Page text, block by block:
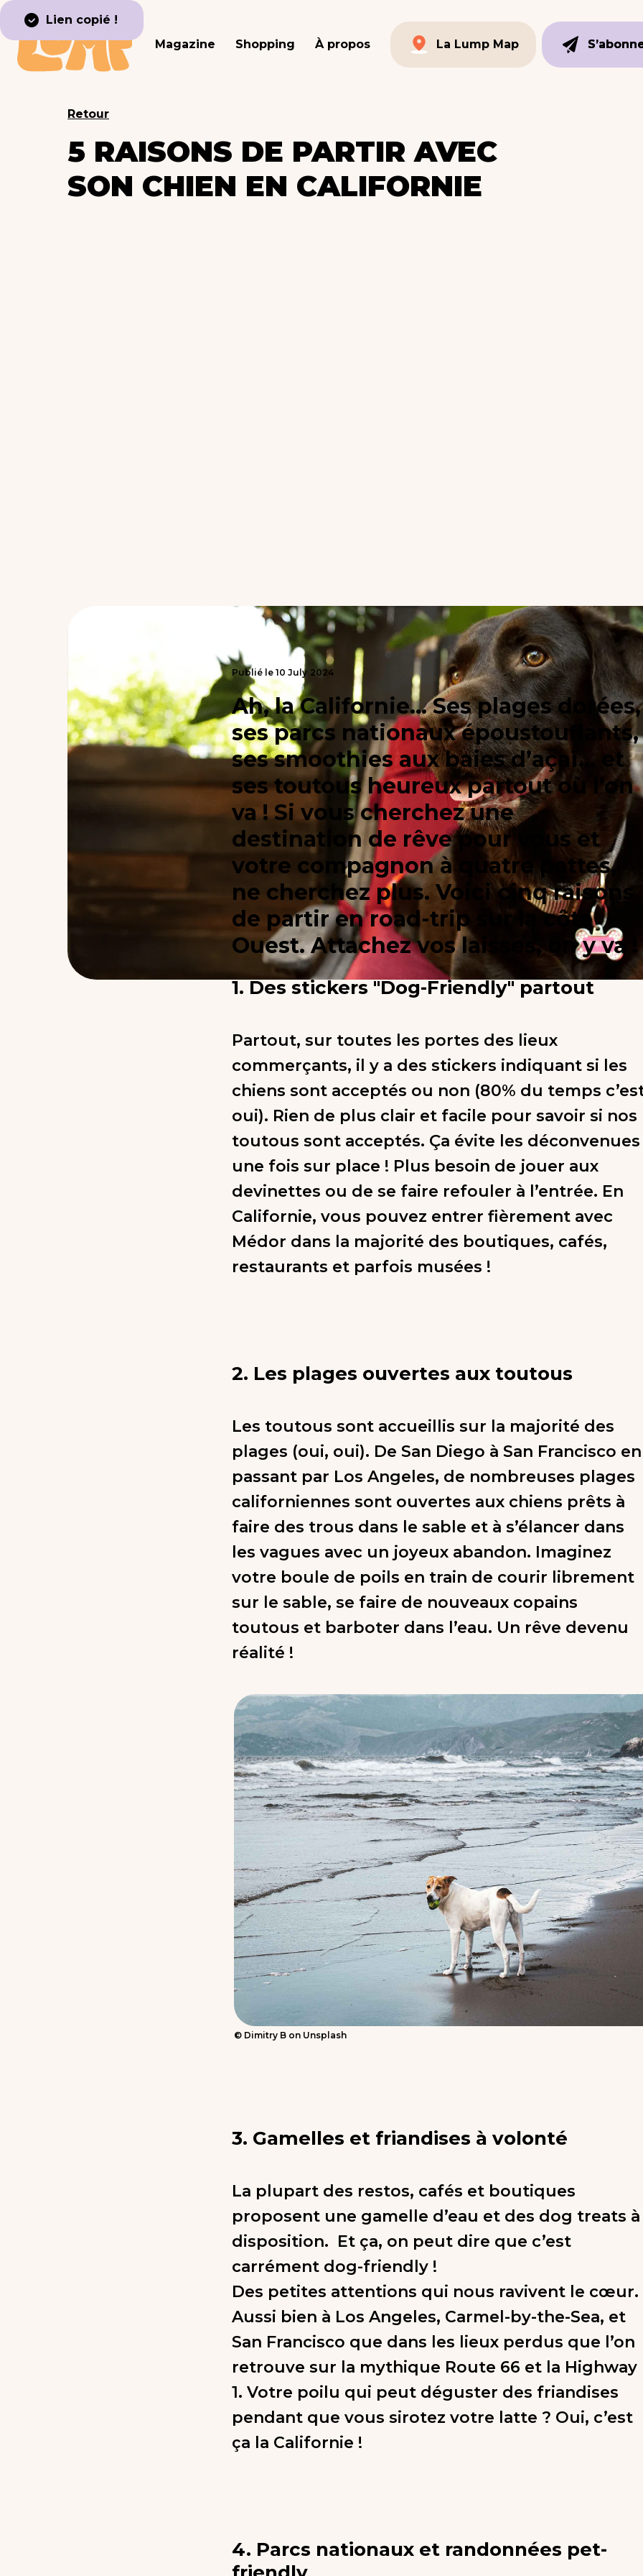
Magazine Shopping À propos
La Lump Map
Lien copié !
Retour
5 RAISONS DE PARTIR AVEC
SON CHIEN EN CALIFORNIE
Publié le 10 July 2024
Ah, la Californie… Ses plages dorées,
ses parcs nationaux époustouflants,
ses smoothies aux baies d’açaï... et
ses toutous heureux partout où l’on
va ! Si vous cherchez une
destination de rêve pour vous et
votre compagnon à quatre pattes,
ne cherchez plus. Voici cinq raisons
de partir en road-trip sur la côte
Ouest. Attachez vos laisses, on y va !
1. Des stickers "Dog-Friendly" partout
Partout, sur toutes les portes des lieux
commerçants, il y a des stickers indiquant si les
chiens sont acceptés ou non (80% du temps
oui). Rien de plus clair et facile pour savoir si nos
toutous sont acceptés. Ça évite les déconvenues
une fois sur place ! Plus besoin de jouer aux
devinettes ou de se faire refouler à l’entrée. En
Californie, vous pouvez entrer fièrement avec
Médor dans la majorité des boutiques, cafés,
restaurants et parfois musées !
2. Les plages ouvertes aux toutous
Les toutous sont accueillis sur la majorité des
plages (oui, oui). De San Diego à San Francisco en
passant par Los Angeles, de nombreuses plages
californiennes sont ouvertes aux chiens prêts à
faire des trous dans le sable et à s’élancer dans
les vagues avec un joyeux abandon. Imaginez
votre boule de poils en train de courir librement
sur le sable, se faire de nouveaux copains
toutous et barboter dans l’eau. Un rêve devenu
réalité !
© Dimitry B on Unsplash
3. Gamelles et friandises à volonté
La plupart des restos, cafés et boutiques
proposent une gamelle d’eau et des dog treats à
disposition. Et ça, on peut dire que c’est
carrément dog-friendly !
Des petites attentions qui nous ravivent le cœur.
Aussi bien à Los Angeles, Carmel-by-the-Sea, et
San Francisco que dans les lieux perdus que l’on
retrouve sur la mythique Route 66 et la Highway
1. Votre poilu qui peut déguster des friandises
pendant que vous sirotez votre latte ? Oui, c’est
ça la Californie !
4. Parcs nationaux et randonnées pet-